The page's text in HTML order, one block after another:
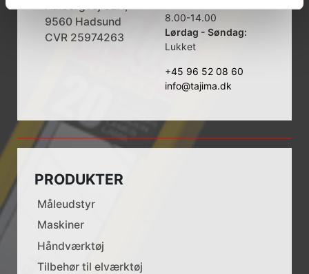
9560 Hadsund
CVR 25974263
8.00-14.00
Lørdag - Søndag:
Lukket
+45 96 52 08 60
info@tajima.dk
PRODUKTER
Måleudstyr
Maskiner
Håndværktøj
Tilbehør til elværktøj